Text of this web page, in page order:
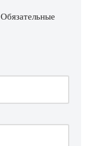
Обязательные